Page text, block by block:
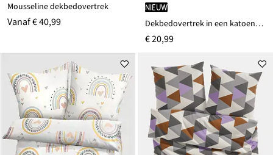
Mousseline dekbedovertrek
Vanaf€ 40,99
Nieuw
Dekbedovertrek in een katoenmix
€ 20,99